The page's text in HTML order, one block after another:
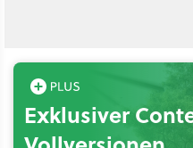
Exklusiver